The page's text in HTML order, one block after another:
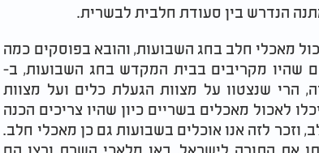
הנדרש בין סעודת חלבית לבשרית.
מאכלי חלב בחג השבועות, והובא בפוסקים כמה
שהיו מקריבים בבית המקדש בחג השבועות, ב-
הרי שנצטוו על מצוות הגעלת כלים ועל מצוות
לאכול מאכלים בשריים כיון שהיו צריכים הכנה
וזכר לזה אנו אוכלים בשבועות גם כן מאכלי חלב.